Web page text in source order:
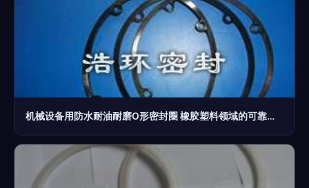
机械设备用防水耐油耐磨O形密封圈 橡胶塑料领域的可靠之选